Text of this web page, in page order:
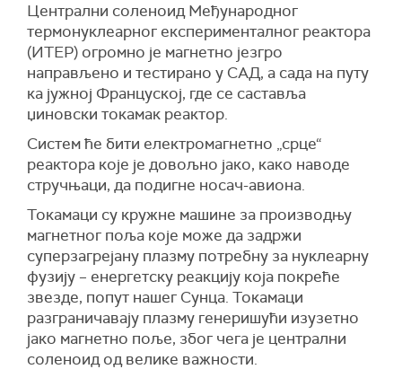
Централни соленоид Међународног
термонуклеарног експерименталног реактора
(ИТЕР) огромно је магнетно језгро
направљено и тестирано у САД, а сада на путу
ка јужној Француској, где се саставља
џиновски токамак реактор.
Систем ће бити електромагнетно „срце“
реактора које је довољно јако, како наводе
стручњаци, да подигне носач-авиона.
Токамаци су кружне машине за производњу
магнетног поља које може да задржи
суперзагрејану плазму потребну за нуклеарну
фузију – енергетску реакцију која покреће
звезде, попут нашег Сунца. Токамаци
разграничавају плазму генеришући изузетно
јако магнетно поље, због чега је централни
соленоид од велике важности.